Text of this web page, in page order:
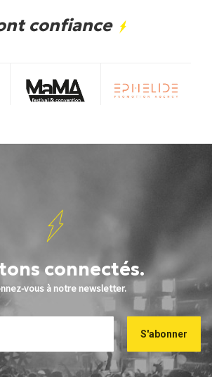
confiance
connectés.
vous à notre newsletter.